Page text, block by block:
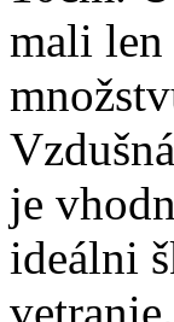
mali
je
ideálni